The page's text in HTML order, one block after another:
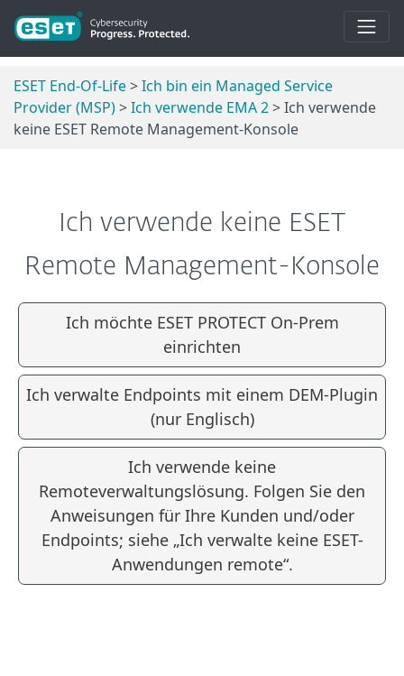
ESET End-Of-Life>Ich bin ein Managed Service
Provider (MSP)>Ich verwende EMA 2> Ich verwende
keine ESET Remote Management-Konsole
Ich verwende keine ESET
Remote Management-Konsole
Ich möchte ESET PROTECT On-Prem
einrichten
Ich verwalte Endpoints mit einem DEM-Plugin
(nur Englisch)
Ich verwende keine
Remoteverwaltungslösung. Folgen Sie den
Anweisungen für Ihre Kunden und/oder
Endpoints; siehe „Ich verwalte keine ESET-
Anwendungen remote“.